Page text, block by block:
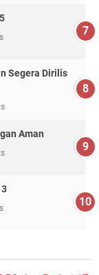
Segera Dirilis
Aman